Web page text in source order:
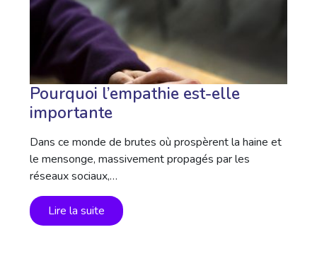
Pourquoi l’empathie est-elle
importante
Dans ce monde de brutes où prospèrent la haine et
le mensonge, massivement propagés par les
réseaux sociaux,…
Lire la suite